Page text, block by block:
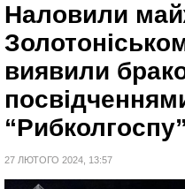
Наловили
виявили
27 ЛЮТОГО 2024, 13:57